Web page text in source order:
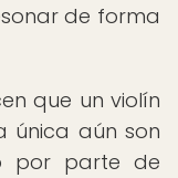
de forma
que un violín
única aún son
por parte de